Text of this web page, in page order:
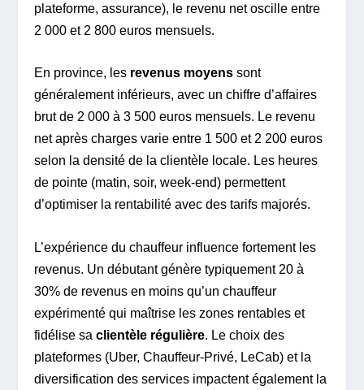
plateforme, assurance), le revenu net oscille entre
2 000 et 2 800 euros mensuels.
En province, les revenus moyens sont
généralement inférieurs, avec un chiffre d’affaires
brut de 2 000 à 3 500 euros mensuels. Le revenu
net après charges varie entre 1 500 et 2 200 euros
selon la densité de la clientèle locale. Les heures
de pointe (matin, soir, week-end) permettent
d’optimiser la rentabilité avec des tarifs majorés.
L’expérience du chauffeur influence fortement les
revenus. Un débutant génère typiquement 20 à
30% de revenus en moins qu’un chauffeur
expérimenté qui maîtrise les zones rentables et
fidélise saclientèle régulière. Le choix des
plateformes (Uber, Chauffeur-Privé, LeCab) et la
diversification des services impactent également la